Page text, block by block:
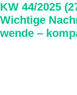
KW 44/2025
Wichtige
wende –